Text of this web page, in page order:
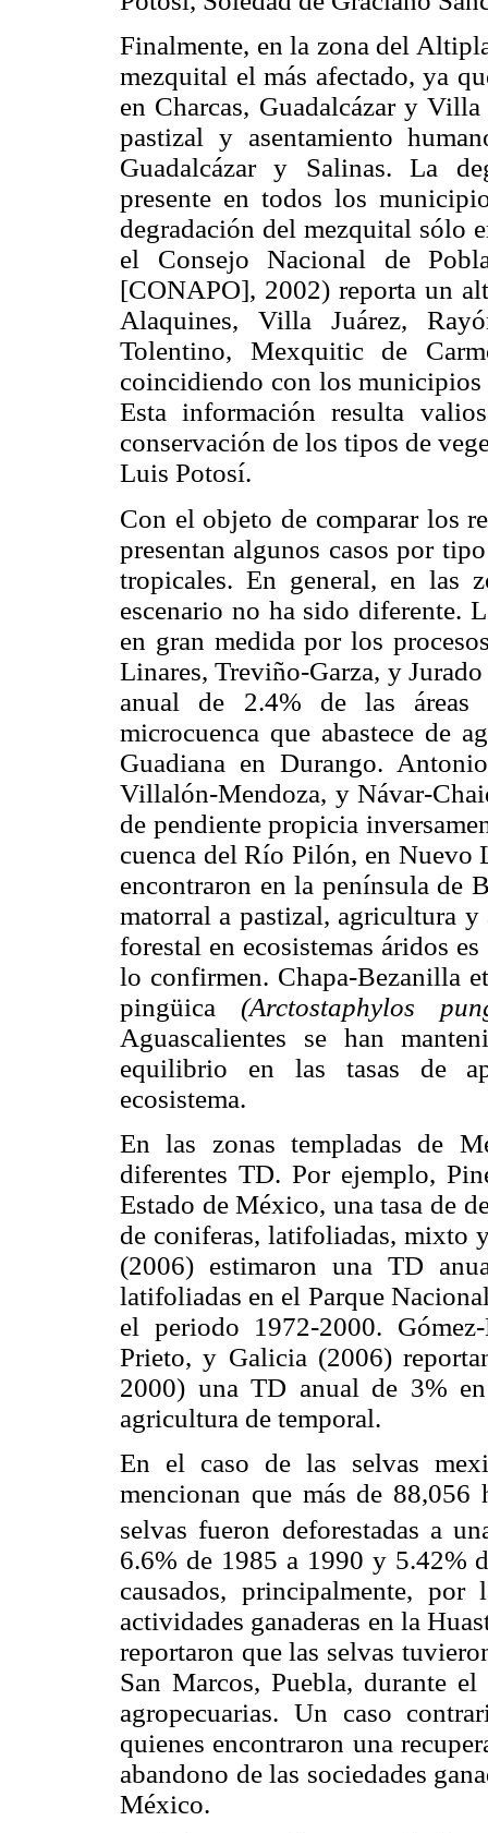
Finalmente, en la zona del
mezquital el más afectado, ya
en Charcas, Guadalcázar y
pastizal y asentamiento
Guadalcázar y Salinas. La
presente en todos los
degradación del mezquital sólo
el Consejo Nacional de
[CONAPO], 2002) reporta un
Alaquines, Villa Juárez,
Tolentino, Mexquitic de
coincidiendo con los
Esta información resulta
conservación de los tipos de
Luis Potosí.
Con el objeto de comparar los
presentan algunos casos por
tropicales. En general, en las
escenario no ha sido diferente.
en gran medida por los
Linares, Treviño-Garza, y
anual de 2.4% de las áreas
microcuenca que abastece de
Guadiana en Durango.
Villalón-Mendoza, y Návar-
de pendiente propicia
cuenca del Río Pilón, en Nuevo
encontraron en la península de
matorral a pastizal, agricultura y
forestal en ecosistemas áridos
lo confirmen. Chapa-Bezanilla
pingüica (Arctostaphylos
Aguascalientes se han
equilibrio en las tasas de
ecosistema.
En las zonas templadas de
diferentes TD. Por ejemplo,
Estado de México, una tasa de
de coniferas, latifoliadas, mixto
(2006) estimaron una TD
latifoliadas en el Parque
el periodo 1972-2000.
Prieto, y Galicia (2006)
2000) una TD anual de 3%
agricultura de temporal.
En el caso de las selvas
mencionan que más de 88,056
selvas fueron deforestadas a
6.6% de 1985 a 1990 y 5.42%
causados, principalmente,
actividades ganaderas en la
reportaron que las selvas
San Marcos, Puebla, durante
agropecuarias. Un caso
quienes encontraron una
abandono de las sociedades
México.